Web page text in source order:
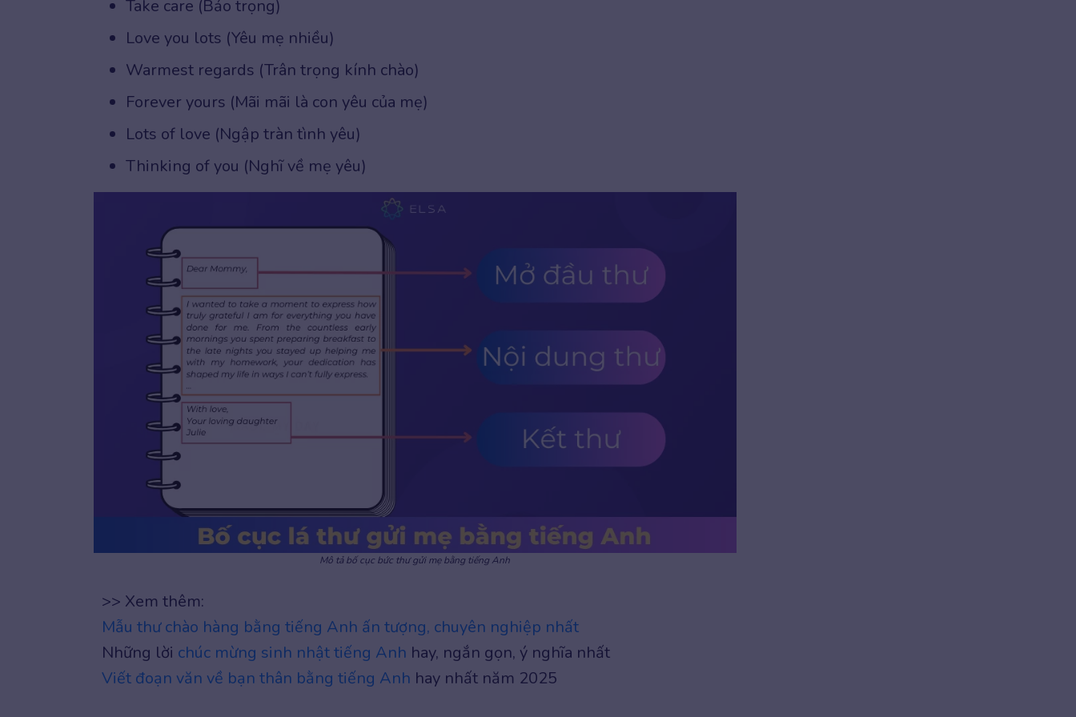
Take care (Bảo trọng)
Love you lots (Yêu mẹ nhiều)
Warmest regards (Trân trọng kính chào)
Forever yours (Mãi mãi là con yêu của mẹ)
Lots of love (Ngập tràn tình yêu)
Thinking of you (Nghĩ về mẹ yêu)
Mô tả bố cục bức thư gửi mẹ bằng tiếng Anh
>> Xem thêm:
Mẫu thư chào hàng bằng tiếng Anh ấn tượng, chuyên nghiệp nhất
Những lời chúc mừng sinh nhật tiếng Anh hay, ngắn gọn, ý nghĩa nhất
Viết đoạn văn về bạn thân bằng tiếng Anh hay nhất năm 2025